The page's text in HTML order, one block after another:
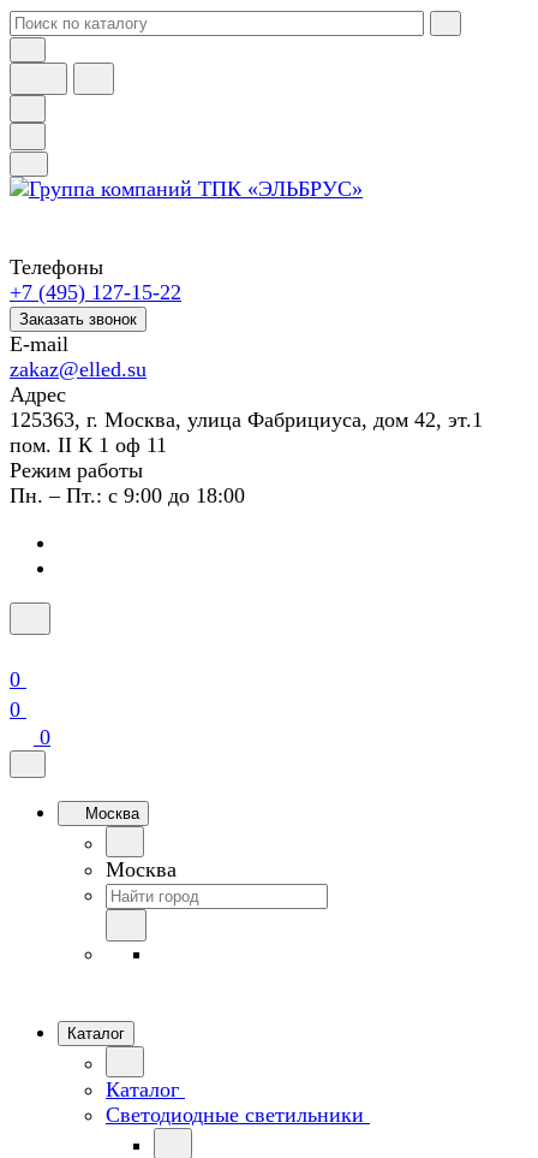
Телефоны
+7 (495) 127-15-22
Заказать звонок
E-mail
zakaz@elled.su
Адрес
125363, г. Москва, улица Фабрициуса, дом 42, эт.1
пом. II К 1 оф 11
Режим работы
Пн. – Пт.: с 9:00 до 18:00
0
0
0
Москва
Москва
Каталог
Каталог
Светодиодные светильники